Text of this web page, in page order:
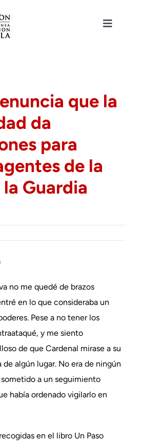
Toggle
que la
da
para
de la
Guardia
no me quedé de brazos
en lo que consideraba un
Pese a no tener los
y me siento
de que Cardenal mirase a su
de algún lugar. No era de ningún
a un seguimiento
había ordenado vigilarlo en
en el libro Un Paso